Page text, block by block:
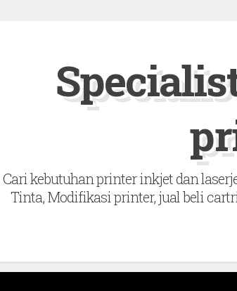
Cari kebutuhan printer inkjet dan
Tinta, Modifikasi printer, jual beli